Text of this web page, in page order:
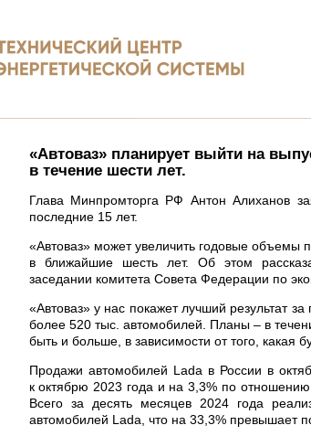
«Автоваз» планирует выйти на
в течение шести лет.
Глава Минпромторга РФ Антон Алиханов
последние 15 лет.
«Автоваз» может увеличить годовые объемы
в ближайшие шесть лет. Об этом
заседании комитета Совета Федерации по
«Автоваз» у нас покажет лучший результат
более 520 тыс. автомобилей. Планы – в
быть и больше, в зависимости от того, какая
Продажи автомобилей Lada в России в
к октябрю 2023 года и на 3,3% по
Всего за десять месяцев 2024 года
автомобилей Lada, что на 33,3% превышает